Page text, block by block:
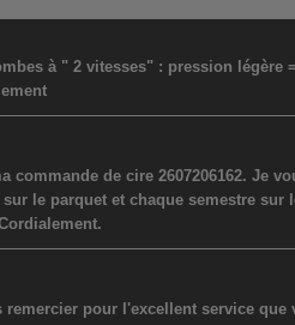
à " 2 vitesses" : pression
commande de cire 2607206162. Je
le parquet et chaque semestre
remercier pour l'excellent service